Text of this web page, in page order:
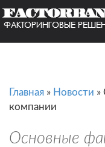
Главная » Новости »
компании
Основные